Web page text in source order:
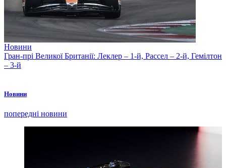
Новини
Гран-прі Великої Британії: Леклер – 1-й, Рассел – 2-й, Гемілтон
– 3-й
Новини
попередні новини